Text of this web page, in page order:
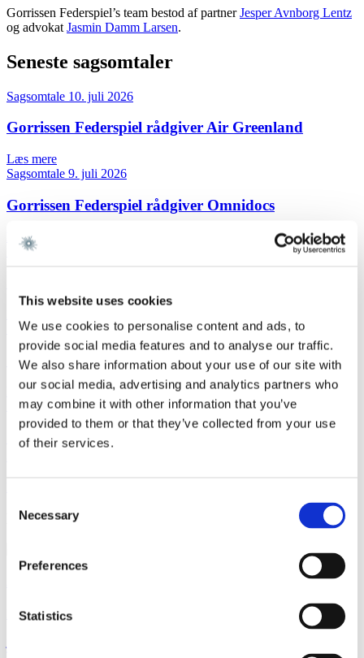
This website uses cookies
We use cookies to personalise content and ads, to
provide social media features and to analyse our traffic.
We also share information about your use of our site with
our social media, advertising and analytics partners who
may combine it with other information that you’ve
provided to them or that they’ve collected from your use
of their services.
Selection
Necessary
Preferences
Statistics
Gorrissen Federspiel’s team bestod af partnerJesper Avnborg Lentz
og advokat Jasmin Damm Larsen.
Seneste sagsomtaler
Sagsomtale 10. juli 2026
Gorrissen Federspiel rådgiver Air Greenland
Læs mere
Sagsomtale 9. juli 2026
Gorrissen Federspiel rådgiver Omnidocs
Læs mere
Sagsomtale
Sagsomtale8. juli 2026
Gorrissen Federspiel rådgiver Everdan Group
Læs mere
Sagsomtale3. juli 2026
Gorrissen Federspiel rådgiver Brødrene A. & O.
Kontakt
Partner